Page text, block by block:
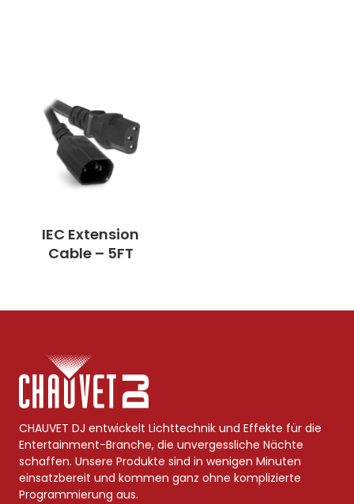
IEC Extension
Cable – 5FT
CHAUVET DJ entwickelt Lichttechnik und Effekte für die
Entertainment-Branche, die unvergessliche Nächte
schaffen. Unsere Produkte sind in wenigen Minuten
einsatzbereit und kommen ganz ohne komplizierte
Programmierung aus.